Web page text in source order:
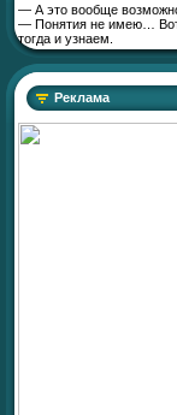
— А это вообще
— Понятия не имею…
тогда и узнаем.
Реклама